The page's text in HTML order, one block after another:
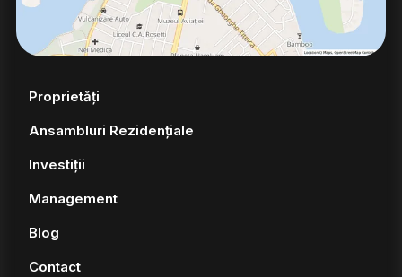
Proprietăți
Ansambluri Rezidențiale
Investiții
Management
Blog
Contact